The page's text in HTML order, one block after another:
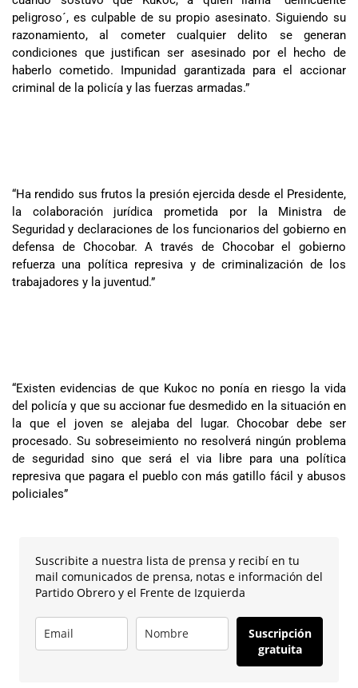
peligroso´, es culpable de su propio asesinato. Siguiendo su
razonamiento, al cometer cualquier delito se generan
condiciones que justifican ser asesinado por el hecho de
haberlo cometido. Impunidad garantizada para el accionar
criminal de la policía y las fuerzas armadas.”
“Ha rendido sus frutos la presión ejercida desde el Presidente,
la colaboración jurídica prometida por la Ministra de
Seguridad y declaraciones de los funcionarios del gobierno en
defensa de Chocobar. A través de Chocobar el gobierno
refuerza una política represiva y de criminalización de los
trabajadores y la juventud.”
“Existen evidencias de que Kukoc no ponía en riesgo la vida
del policía y que su accionar fue desmedido en la situación en
la que el joven se alejaba del lugar. Chocobar debe ser
procesado. Su sobreseimiento no resolverá ningún problema
de seguridad sino que será el via libre para una política
represiva que pagara el pueblo con más gatillo fácil y abusos
policiales”
Suscribite a nuestra lista de prensa y recibí en tu
mail comunicados de prensa, notas e información del
Partido Obrero y el Frente de Izquierda
Suscripción
gratuita